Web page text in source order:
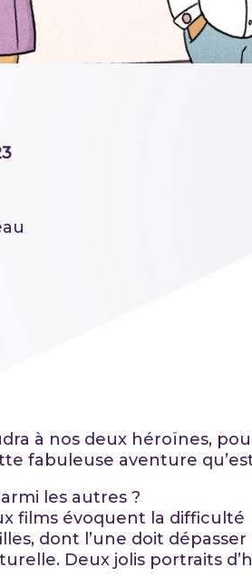
à nos deux héroïnes,
fabuleuse aventure
les autres ?
films évoquent la difficulté
dont l’une doit
Deux jolis portraits